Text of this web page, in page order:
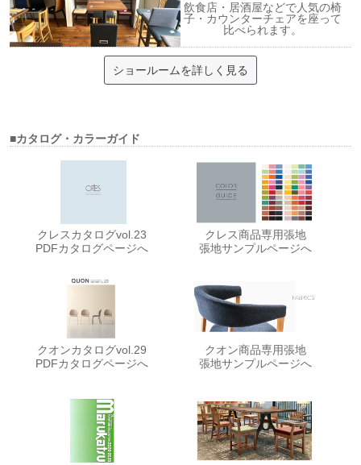
飲食店・居酒屋などで人気の椅
子・カウンターチェアを座って
比べられます。
ショールームを詳しく見る
■カタログ・カラーガイド
クレスカタログvol.23
PDFカタログページへ
クレス商品専用張地
張地サンプルページへ
クオンカタログvol.29
PDFカタログページへ
クオン商品専用張地
張地サンプルページへ